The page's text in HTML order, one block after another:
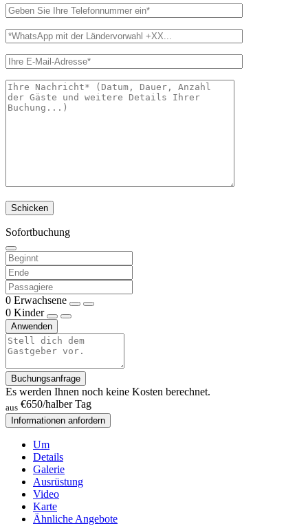
Sofortbuchung
0 Erwachsene
0 Kinder
Anwenden
Buchungsanfrage
Es werden Ihnen noch keine Kosten berechnet.
aus €650/halber Tag
Informationen anfordern
Um
Details
Galerie
Ausrüstung
Video
Karte
Ähnliche Angebote